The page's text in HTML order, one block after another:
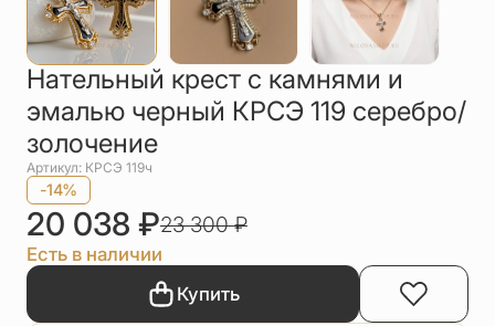
Нательный крест с камнями и
эмалью черный КРСЭ 119 серебро/
золочение
Артикул: КРСЭ 119ч
-14%
20 038 ₽23 300₽
Есть в наличии
Купить